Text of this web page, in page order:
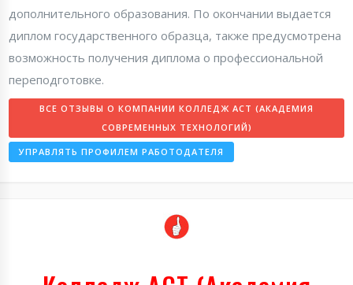
дополнительного образования. По окончании выдается
диплом государственного образца, также предусмотрена
возможность получения диплома о профессиональной
переподготовке.
ВСЕ ОТЗЫВЫ О КОМПАНИИ КОЛЛЕДЖ АСТ (АКАДЕМИЯ
СОВРЕМЕННЫХ ТЕХНОЛОГИЙ)
УПРАВЛЯТЬ ПРОФИЛЕМ РАБОТОДАТЕЛЯ